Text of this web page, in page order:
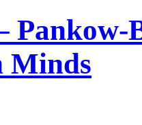
Minds